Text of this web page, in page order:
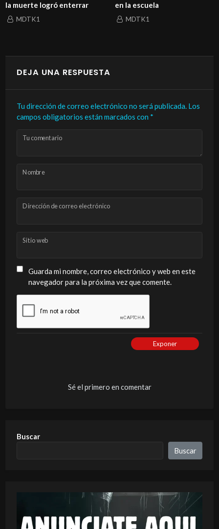
la muerte logró enterrar
MDTK1
en la escuela
MDTK1
DEJA UNA RESPUESTA
Tu dirección de correo electrónico no será publicada. Los
campos obligatorios están marcados con *
Tu comentario
Nombre
Dirección de correo electrónico
Sitio web
Guarda mi nombre, correo electrónico y web en este
navegador para la próxima vez que comente.
Exponer
Sé el primero en comentar
Buscar
Buscar